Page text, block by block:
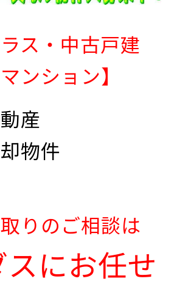
ラス・中古戸建
ンション】
産
物件
りのご相談は
にお任せ